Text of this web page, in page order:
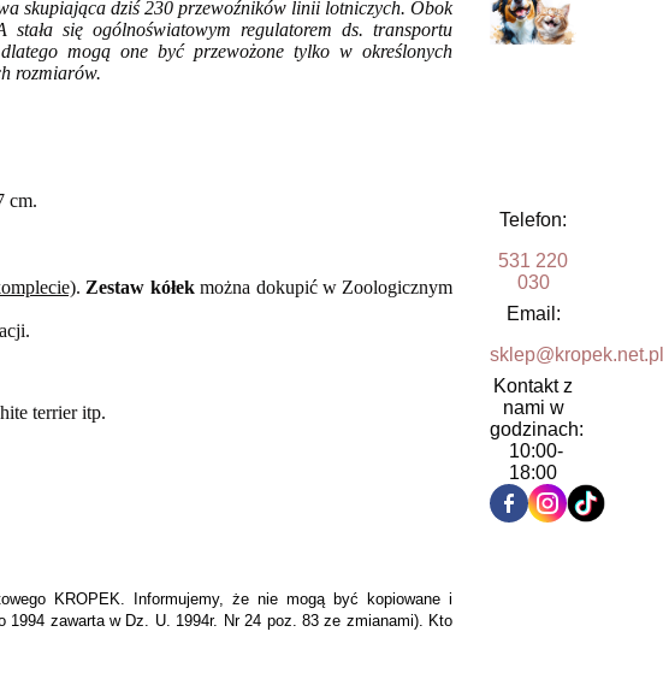
Telefon:
531 220
030
Email:
sklep@kropek.net.pl
Kontakt z
nami w
godzinach:
10:00-
18:00
skupiająca dziś 230 przewoźników linii lotniczych. Obok
się ogólnoświatowym regulatorem ds. transportu
dlatego mogą onebyć przewożonetylko wokreślonych
rozmiarów.
cm.
. Zestaw kółekmożna dokupić w Zoologicznym
terrier itp.
KROPEK. Informujemy, że nie mogą być kopiowane i
1994 zawarta w Dz. U. 1994r. Nr 24 poz. 83 ze zmianami). Kto